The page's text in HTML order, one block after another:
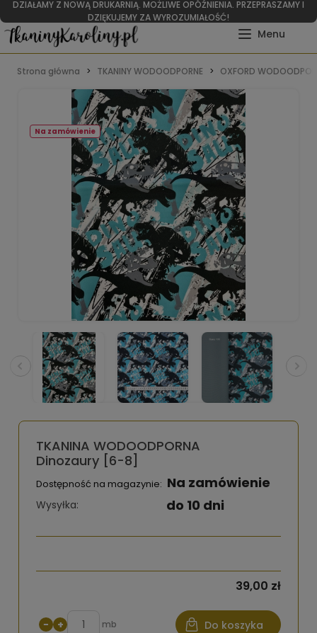
DZIAŁAMY Z NOWĄ DRUKARNIĄ. MOŻLIWE OPÓŹNIENIA. PRZEPRASZAMY I
DZIĘKUJEMY ZA WYROZUMIAŁOŚĆ!
Strona główna TKANINY WODOODPORNE OXFORD
Na zamówienie
TKANINA WODOODPORNA
Dinozaury [6-8]
Dostępność na magazynie: Na zamówienie
Wysyłka: do 10 dni
39,00 zł
− + mb Do koszyka